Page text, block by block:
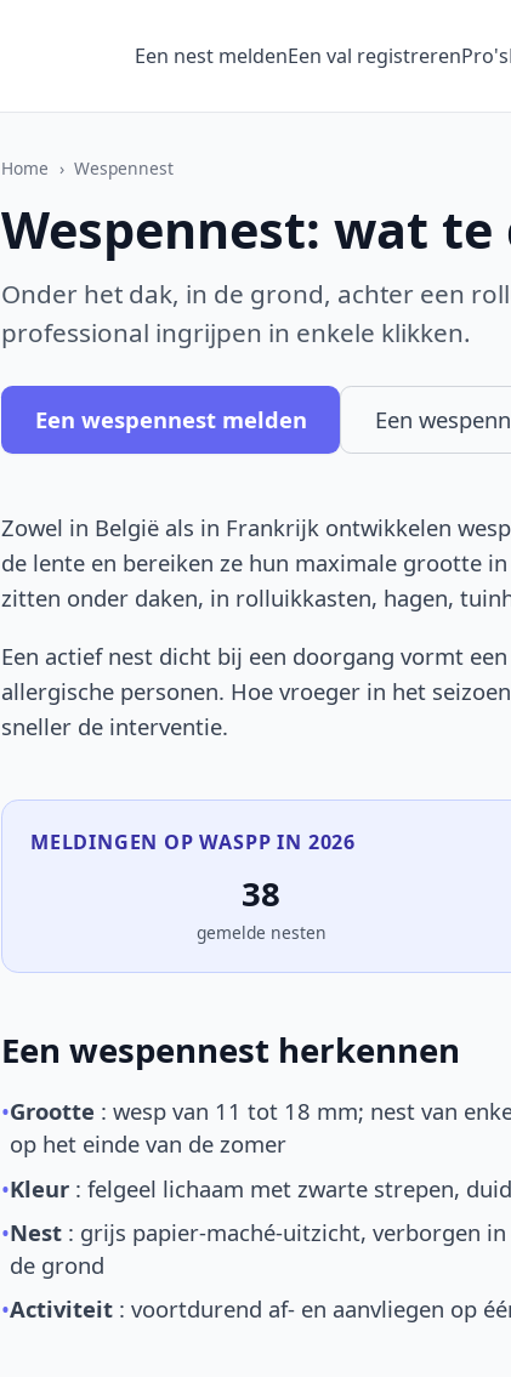
Een nest meldenEen val registrerenPro's
Home › Wespennest
Wespennest: wat te
Onder het dak, in de grond, achter een
professional ingrijpen in enkele klikken.
Een wespennest melden Een
Zowel in België als in Frankrijk ontwikkelen
de lente en bereiken ze hun maximale grootte
zitten onder daken, in rolluikkasten, hagen,
Een actief nest dicht bij een doorgang vormt
allergische personen. Hoe vroeger in het
sneller de interventie.
MELDINGEN OP WASPP IN 2026
38
gemelde nesten
Een wespennest herkennen
•Grootte : wesp van 11 tot 18 mm; nest van
op het einde van de zomer
•Kleur : felgeel lichaam met zwarte strepen,
•Nest : grijs papier-maché-uitzicht, verborgen
de grond
•Activiteit : voortdurend af- en aanvliegen op